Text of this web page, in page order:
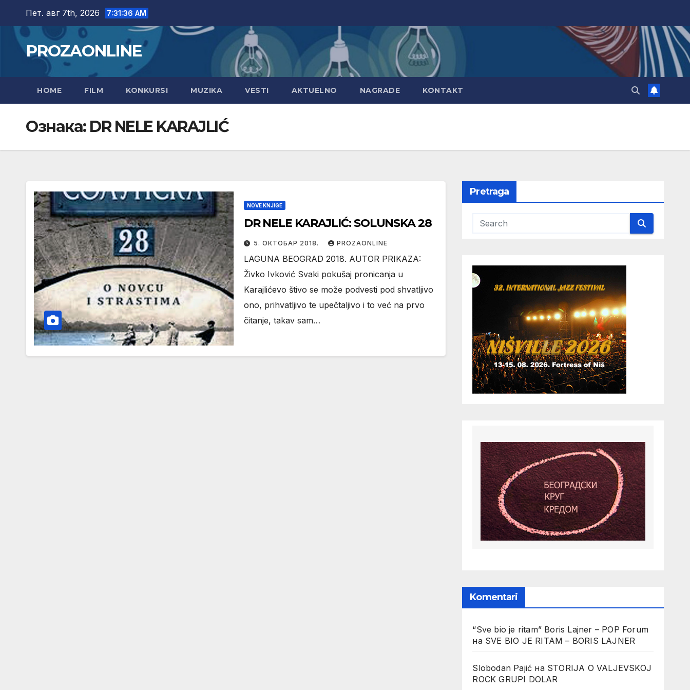
content
Пет. авг 7th, 2026 7:31:37 AM
PROZAONLINE
HOME FILM KONKURSI MUZIKA VESTI AKTUELNO NAGRADE KONTAKT
Ознака: DR NELE KARAJLIĆ
NOVE KNJIGE
DR NELE KARAJLIĆ: SOLUNSKA 28
5. ОКТОБАР 2018. PROZAONLINE
LAGUNA BEOGRAD 2018. AUTOR PRIKAZA:
Živko Ivković Svaki pokušaj pronicanja u
Karajlićevo štivo se može podvesti pod shvatljivo
ono, prihvatljivo te upečtaljivo i to već na prvo
čitanje, takav sam…
Pretraga
Komentari
“Sve bio je ritam” Boris Lajner – POP Forum
на SVE BIO JE RITAM – BORIS LAJNER
Slobodan Pajić на STORIJA O VALJEVSKOJ
ROCK GRUPI DOLAR